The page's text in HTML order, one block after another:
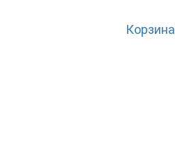
Корзина